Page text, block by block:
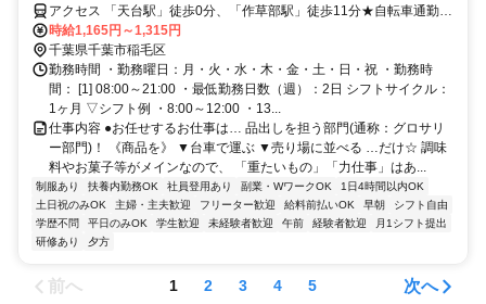
アクセス 「天台駅」徒歩0分、「作草部駅」徒歩11分★自転車通勤
OK★車通勤応相談
時給1,165円～1,315円
千葉県千葉市稲毛区
勤務時間 ・勤務曜日：月・火・水・木・金・土・日・祝 ・勤務時
間： [1] 08:00～21:00 ・最低勤務日数（週）：2日 シフトサイクル：
1ヶ月 ▽シフト例 ・8:00～12:00 ・13...
仕事内容 ●お任せするお仕事は… 品出しを担う部門(通称：グロサリ
ー部門)！ 《商品を》 ▼台車で運ぶ ▼売り場に並べる …だけ☆ 調味
料やお菓子等がメインなので、 「重たいもの」「力仕事」はあ...
制服あり 扶養内勤務OK 社員登用あり 副業・WワークOK
1日4時間以内OK
土日祝のみOK
主婦・主夫歓迎 フリーター歓迎 給料前払いOK 早朝
シフト自由
学歴不問
平日のみOK 学生歓迎 未経験者歓迎 午前 経験者歓迎
月1シフト提出
研修あり
夕方
前へ 1 2 3 4 5 次へ